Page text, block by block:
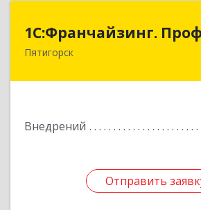
1С:Франчайзинг.
Пятигорск
Внедрений
Отправить
357500, Ставропольский
Отправить